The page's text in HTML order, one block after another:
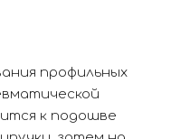
профильных
к подошве